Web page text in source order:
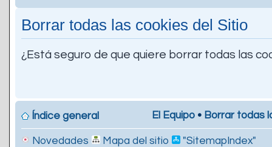
Borrar todas las cookies del Sitio
¿Está seguro de que quiere borrar todas las
Índice general El Equipo • Borrar todas
Novedades Mapa del sitio "SitemapIndex"